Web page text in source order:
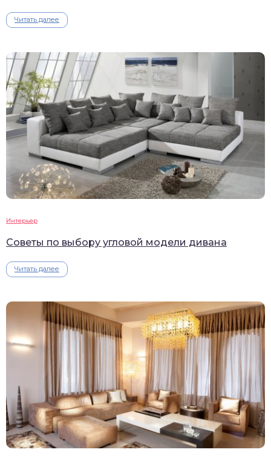
Читать далее
Интерьер
Советы по выбору угловой модели дивана
Читать далее